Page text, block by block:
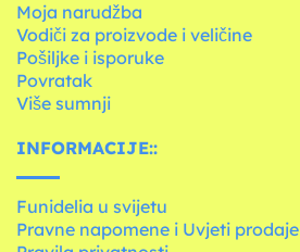
Moja narudžba
Vodiči za proizvode i veličine
Pošiljke i isporuke
Povratak
Više sumnji
INFORMACIJE::
Funidelia u svijetu
Pravne napomene i Uvjeti prodaje